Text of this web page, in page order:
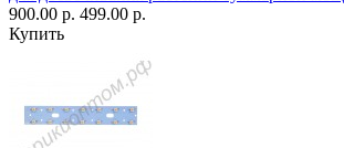
900.00 р. 499.00 р.
Купить